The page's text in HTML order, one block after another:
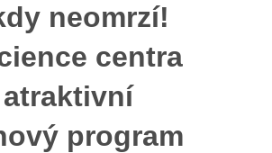
neomrzí!
centra
program